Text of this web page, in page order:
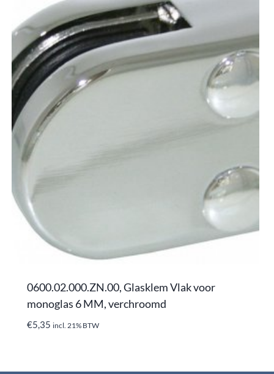
0600.02.000.ZN.00, Glasklem Vlak voor
monoglas 6 MM, verchroomd
€5,35 incl. 21% BTW